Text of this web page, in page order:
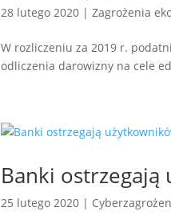
28 lutego 2020 |Zagrożenia
W rozliczeniu za 2019 r.
odliczenia darowizny na cele
Banki
25 lutego 2020 |